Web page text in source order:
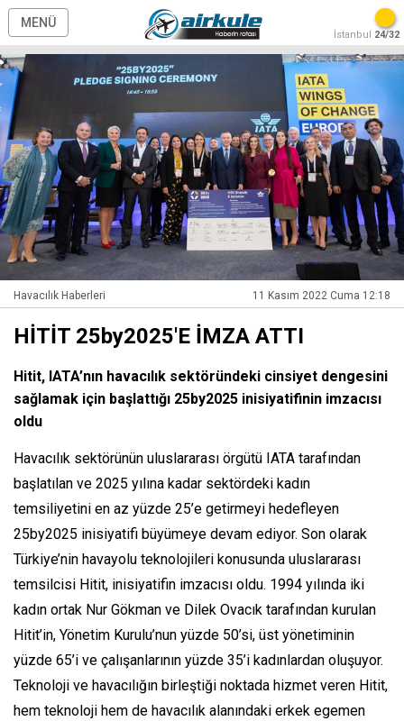
MENÜ
İstanbul 24/32
Havacılık Haberleri 11 Kasım 2022 Cuma 12:18
HİTİT 25by2025'E İMZA ATTI
Hitit, IATA’nın havacılık sektöründeki cinsiyet dengesini
sağlamak için başlattığı 25by2025 inisiyatifinin imzacısı
oldu
Havacılık sektörünün uluslararası örgütü IATA tarafından
başlatılan ve 2025 yılına kadar sektördeki kadın
temsiliyetini en az yüzde 25’e getirmeyi hedefleyen
25by2025 inisiyatifi büyümeye devam ediyor. Son olarak
Türkiye’nin havayolu teknolojileri konusunda uluslararası
temsilcisi Hitit, inisiyatifin imzacısı oldu. 1994 yılında iki
kadın ortak Nur Gökman ve Dilek Ovacık tarafından kurulan
Hitit’in, Yönetim Kurulu’nun yüzde 50’si, üst yönetiminin
yüzde 65’i ve çalışanlarının yüzde 35’i kadınlardan oluşuyor.
Teknoloji ve havacılığın birleştiği noktada hizmet veren Hitit,
hem teknoloji hem de havacılık alanındaki erkek egemen